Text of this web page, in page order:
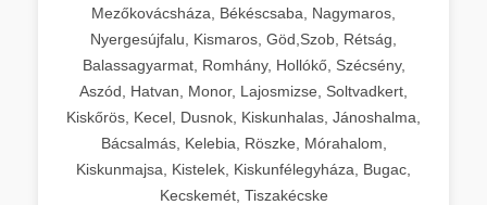
Mezőkovácsháza, Békéscsaba, Nagymaros,
Nyergesújfalu, Kismaros, Göd,Szob, Rétság,
Balassagyarmat, Romhány, Hollókő, Szécsény,
Aszód, Hatvan, Monor, Lajosmizse, Soltvadkert,
Kiskőrös, Kecel, Dusnok, Kiskunhalas, Jánoshalma,
Bácsalmás, Kelebia, Röszke, Mórahalom,
Kiskunmajsa, Kistelek, Kiskunfélegyháza, Bugac,
Kecskemét, Tiszakécske